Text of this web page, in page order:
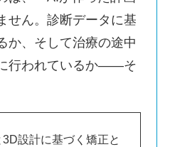
せん。診断データに基
か、そして治療の途中
行われているか——そ
設計に基づく矯正と